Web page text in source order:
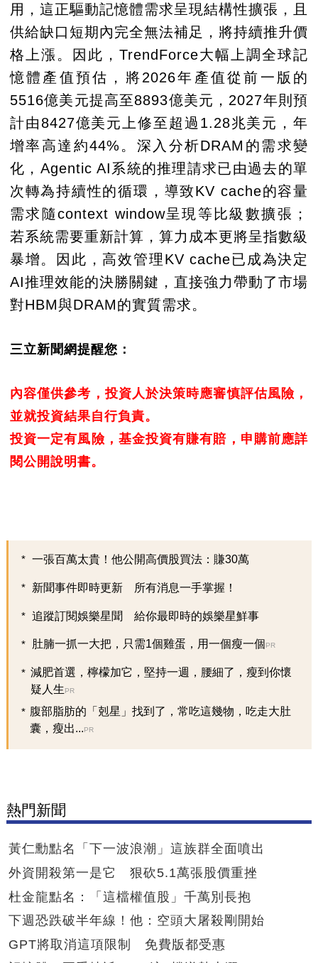
用，這正驅動記憶體需求呈現結構性擴張，且
供給缺口短期內完全無法補足，將持續推升價
格上漲。因此，TrendForce大幅上調全球記
憶體產值預估，將2026年產值從前一版的
5516億美元提高至8893億美元，2027年則預
計由8427億美元上修至超過1.28兆美元，年
增率高達約44%。深入分析DRAM的需求變
化，Agentic AI系統的推理請求已由過去的單
次轉為持續性的循環，導致KV cache的容量
需求隨context window呈現等比級數擴張；
若系統需要重新計算，算力成本更將呈指數級
暴增。因此，高效管理KV cache已成為決定
AI推理效能的決勝關鍵，直接強力帶動了市場
對HBM與DRAM的實質需求。
三立新聞網提醒您：
內容僅供參考，投資人於決策時應審慎評估風險，
並就投資結果自行負責。
投資一定有風險，基金投資有賺有賠，申購前應詳
閱公開說明書。
一張百萬太貴！他公開高價股買法：賺30萬
新聞事件即時更新 所有消息一手掌握！
追蹤訂閱娛樂星聞 給你最即時的娛樂星鮮事
肚腩一抓一大把，只需1個雞蛋，用一個瘦一個PR
減肥首選，檸檬加它，堅持一週，腰細了，瘦到你懷
疑人生PR
腹部脂肪的「剋星」找到了，常吃這幾物，吃走大肚
囊，瘦出...PR
熱門新聞
黃仁勳點名「下一波浪潮」這族群全面噴出
外資開殺第一是它 狠砍5.1萬張股價重挫
杜金龍點名：「這檔權值股」千萬別長抱
下週恐跌破半年線！他：空頭大屠殺剛開始
GPT將取消這項限制 免費版都受惠